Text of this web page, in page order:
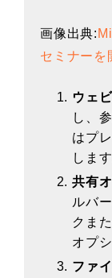
画像出典:
セミナーを
ウェ
し、
はプ
します
共有
ルバ
クま
オプ
ファ